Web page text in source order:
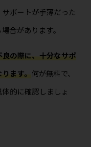
ポートが手薄だった
合があります。
の際に、十分なサポ
ます。 何が無料で、
的に確認しましょ